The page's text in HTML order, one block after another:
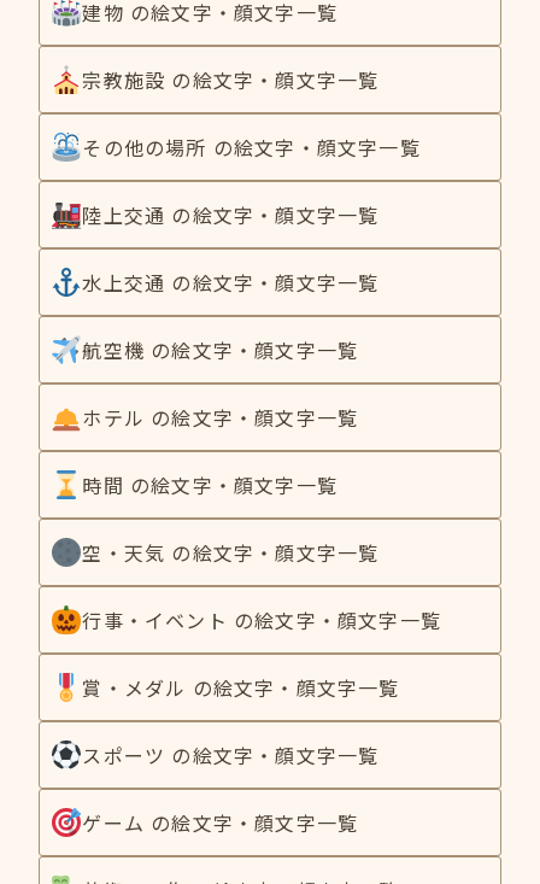
建物 の絵文字・顔文字一覧
宗教施設 の絵文字・顔文字一覧
その他の場所 の絵文字・顔文字一覧
陸上交通 の絵文字・顔文字一覧
水上交通 の絵文字・顔文字一覧
航空機 の絵文字・顔文字一覧
ホテル の絵文字・顔文字一覧
時間 の絵文字・顔文字一覧
空・天気 の絵文字・顔文字一覧
行事・イベント の絵文字・顔文字一覧
賞・メダル の絵文字・顔文字一覧
スポーツ の絵文字・顔文字一覧
ゲーム の絵文字・顔文字一覧